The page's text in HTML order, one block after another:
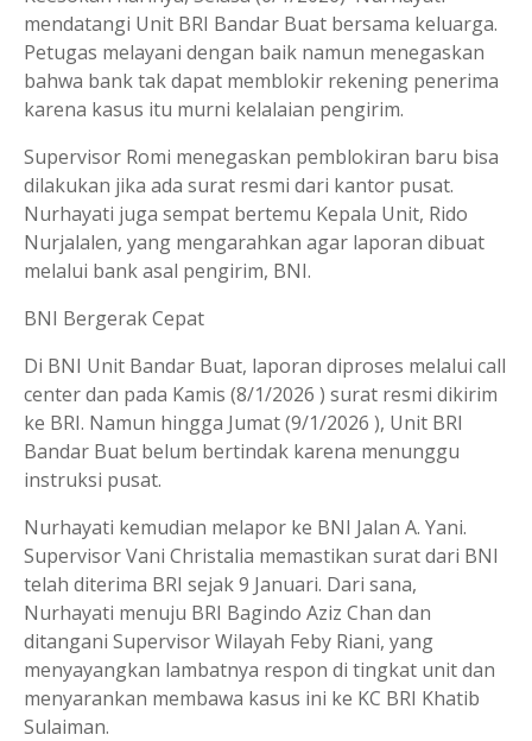
mendatangi Unit BRI Bandar Buat bersama keluarga.
Petugas melayani dengan baik namun menegaskan
bahwa bank tak dapat memblokir rekening penerima
karena kasus itu murni kelalaian pengirim.
Supervisor Romi menegaskan pemblokiran baru bisa
dilakukan jika ada surat resmi dari kantor pusat.
Nurhayati juga sempat bertemu Kepala Unit, Rido
Nurjalalen, yang mengarahkan agar laporan dibuat
melalui bank asal pengirim, BNI.
BNI Bergerak Cepat
Di BNI Unit Bandar Buat, laporan diproses melalui call
center dan pada Kamis (8/1/2026 ) surat resmi dikirim
ke BRI. Namun hingga Jumat (9/1/2026 ), Unit BRI
Bandar Buat belum bertindak karena menunggu
instruksi pusat.
Nurhayati kemudian melapor ke BNI Jalan A. Yani.
Supervisor Vani Christalia memastikan surat dari BNI
telah diterima BRI sejak 9 Januari. Dari sana,
Nurhayati menuju BRI Bagindo Aziz Chan dan
ditangani Supervisor Wilayah Feby Riani, yang
menyayangkan lambatnya respon di tingkat unit dan
menyarankan membawa kasus ini ke KC BRI Khatib
Sulaiman.